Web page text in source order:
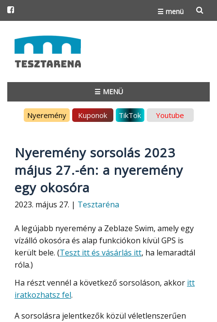
☰ menü
to
content
☰ MENÜ
Nyeremény Kuponok TikTok Youtube
Nyeremény sorsolás 2023
május 27.-én: a nyeremény
egy okosóra
2023. május 27. | Tesztaréna
A legújabb nyeremény a Zeblaze Swim, amely egy
vízálló okosóra és alap funkciókon kívül GPS is
került bele. (Teszt itt és vásárlás itt, ha lemaradtál
róla.)
Ha részt vennél a következő sorsoláson, akkor itt
iratkozhatsz fel.
A sorsolásra jelentkezők közül véletlenszerűen